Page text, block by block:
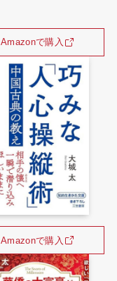
Amazonで購入
Amazonで購入